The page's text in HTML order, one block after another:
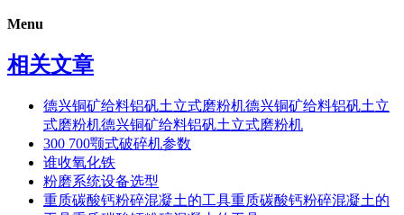
Menu
相关文章
德兴铜矿给料铝矾土立式磨粉机德兴铜矿给料铝矾土立
式磨粉机德兴铜矿给料铝矾土立式磨粉机
300 700颚式破碎机参数
谁收氧化铁
粉磨系统设备选型
重质碳酸钙粉碎混凝土的工具重质碳酸钙粉碎混凝土的